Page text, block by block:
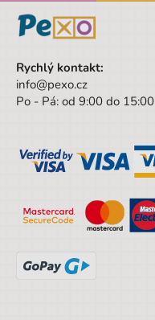
Rychlý kontakt:
info@pexo.cz
Po - Pá: od 9:00 do 15:00